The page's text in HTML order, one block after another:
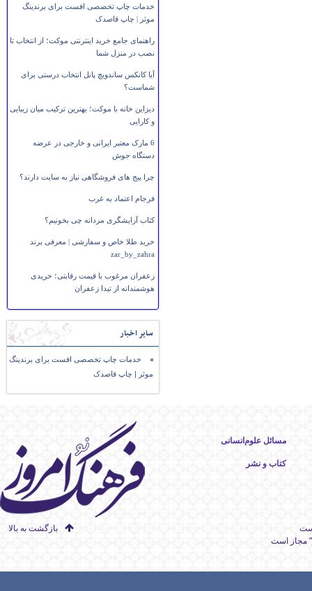
خدمات چاپ تخصصی افست برای برندینگ
موثر | چاپ قاصدک
راهنمای جامع خرید اینترنتی موکت؛ از انتخاب تا
نصب در منزل شما
آیا کانکس ساندویچ پانل انتخاب درستی برای
شماست؟
دیزاین خانه با موکت؛ بهترین ترکیب میان زیبایی
و کارایی
6 مارک معتبر ایرانی و خارجی در عرضه
دستگاه جوش
چرا پیج های فروشگاهی نیاز به سایت دارند؟
فرجام اعتماد به غرب
کتاب آرایشگری مردانه چی بخونیم؟
خرید طلا خاص و سفارشی | معرفی برند
zar_by_zahra
زعفران مرغوب با قیمت رقابتی؛ خریدی
هوشمندانه از تیدا زعفران
سایر اخبار
خدمات چاپ تخصصی افست برای برندینگ
موثر | چاپ قاصدک
مسائل علوم‌انسانی
کتاب و نشر
بازگشت به بالا
" مجاز است